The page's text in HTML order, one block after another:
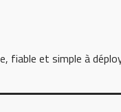
fiable et simple à